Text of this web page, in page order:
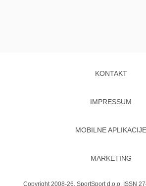
KONTAKT
IMPRESSUM
MOBILNE APLIKACIJE
MARKETING
Copyright 2008-26. SportSport d.o.o. ISSN